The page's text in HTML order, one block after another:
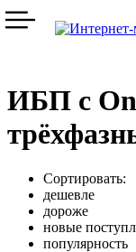
ИБП с
Сортировать:
дешевле
дороже
новые
популярность